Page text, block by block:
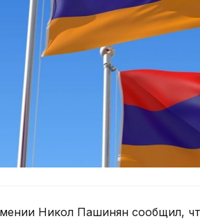
Никол Пашинян сообщил,